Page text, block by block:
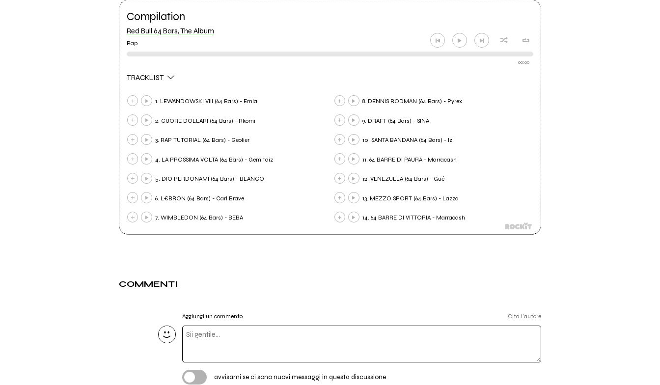
Compilation
Red Bull 64 Bars, The Album
Rap
00:00
TRACKLIST
1. LEWANDOWSKI VIII (64 Bars) - Ernia
2. CUORE DOLLARI (64 Bars) - Rkomi
3. RAP TUTORIAL (64 Bars) - Geolier
4. LA PROSSIMA VOLTA (64 Bars) - Gemitaiz
5. DIO PERDONAMI (64 Bars) - BLANCO
6. L€BRON (64 Bars) - Carl Brave
7. WIMBLEDON (64 Bars) - BEBA
8. DENNIS RODMAN (64 Bars) - Pyrex
9. DRAFT (64 Bars) - SINA
10. SANTA BANDANA (64 Bars) - Izi
11. 64 BARRE DI PAURA - Marracash
12. VENEZUELA (64 Bars) - Gué
13. MEZZO SPORT (64 Bars) - Lazza
14. 64 BARRE DI VITTORIA - Marracash
COMMENTI
Aggiungi un commento Cita l'autore
avvisami se ci sono nuovi messaggi in questa discussione